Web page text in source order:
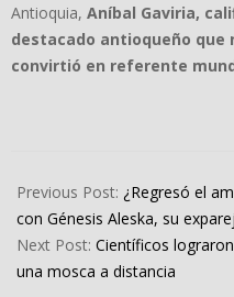
Antioquia, Aníbal Gaviria,
destacado antioqueño que
convirtió en referente
07-
26
Previous Post: ¿Regresó el
con Génesis Aleska, su
Next Post: Científicos
una mosca a distancia